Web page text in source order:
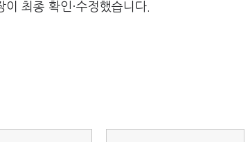
최종 확인·수정했습니다.